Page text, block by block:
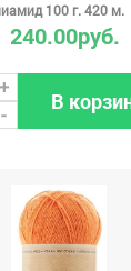
100 г. 420 м.
240.00руб.
+
-
В